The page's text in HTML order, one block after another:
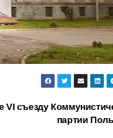
VI съезду
партии